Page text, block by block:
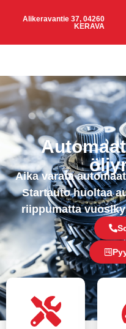
Alikeravantie 37, 04260
KERAVA
Aika varata
Startauto huoltaa
riippumatta